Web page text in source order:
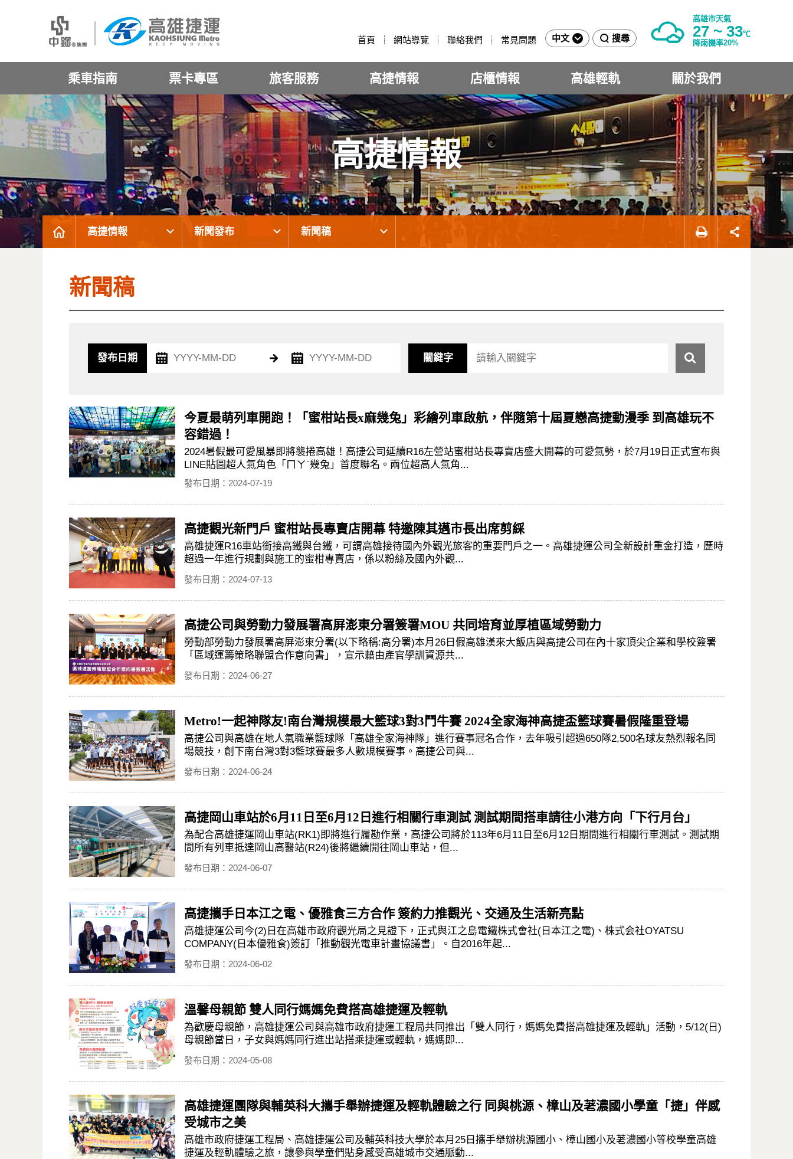
首頁 網站導覽 聯絡我們 常見問題 中文 搜尋
高雄市天氣
27 ~ 33℃
降雨機率20%
乘車指南 票卡專區 旅客服務 高捷情報 店櫃情報 高雄輕軌 關於我們
高捷情報
高捷情報 新聞發布 新聞稿
新聞稿
發布日期 關鍵字
今夏最萌列車開跑！「蜜柑站長x麻幾兔」彩繪列車啟航，伴隨第十屆夏戀高捷動漫季 到高雄玩不
容錯過！
2024暑假最可愛風暴即將襲捲高雄！高捷公司延續R16左營站蜜柑站長專賣店盛大開幕的可愛氣勢，於7月19日正式宣布與
LINE貼圖超人氣角色「ㄇㄚˊ幾兔」首度聯名。兩位超高人氣角...
發布日期：2024-07-19
高捷觀光新門戶 蜜柑站長專賣店開幕 特邀陳其邁市長出席剪綵
高雄捷運R16車站銜接高鐵與台鐵，可謂高雄接待國內外觀光旅客的重要門戶之一。高雄捷運公司全新設計重金打造，歷時
超過一年進行規劃與施工的蜜柑專賣店，係以粉絲及國內外觀...
發布日期：2024-07-13
高捷公司與勞動力發展署高屏澎東分署簽署MOU 共同培育並厚植區域勞動力
勞動部勞動力發展署高屏澎東分署(以下略稱:高分署)本月26日假高雄漢來大飯店與高捷公司在內十家頂尖企業和學校簽署
「區域運籌策略聯盟合作意向書」，宣示藉由產官學訓資源共...
發布日期：2024-06-27
Metro!一起神隊友!南台灣規模最大籃球3對3鬥牛賽 2024全家海神高捷盃籃球賽暑假隆重登場
高捷公司與高雄在地人氣職業籃球隊「高雄全家海神隊」進行賽事冠名合作，去年吸引超過650隊2,500名球友熱烈報名同
場競技，創下南台灣3對3籃球賽最多人數規模賽事。高捷公司與...
發布日期：2024-06-24
高捷岡山車站於6月11日至6月12日進行相關行車測試 測試期間搭車請往小港方向「下行月台」
為配合高雄捷運岡山車站(RK1)即將進行履勘作業，高捷公司將於113年6月11日至6月12日期間進行相關行車測試。測試期
間所有列車抵達岡山高醫站(R24)後將繼續開往岡山車站，但...
發布日期：2024-06-07
高捷攜手日本江之電、優雅食三方合作 簽約力推觀光、交通及生活新亮點
高雄捷運公司今(2)日在高雄市政府觀光局之見證下，正式與江之島電鐵株式會社(日本江之電)、株式会社OYATSU
COMPANY(日本優雅食)簽訂「推動觀光電車計畫協議書」。自2016年起...
發布日期：2024-06-02
溫馨母親節 雙人同行媽媽免費搭高雄捷運及輕軌
為歡慶母親節，高雄捷運公司與高雄市政府捷運工程局共同推出「雙人同行，媽媽免費搭高雄捷運及輕軌」活動，5/12(日)
母親節當日，子女與媽媽同行進出站搭乘捷運或輕軌，媽媽即...
發布日期：2024-05-08
高雄捷運團隊與輔英科大攜手舉辦捷運及輕軌體驗之行 同與桃源、樟山及荖濃國小學童「捷」伴感
受城市之美
高雄市政府捷運工程局、高雄捷運公司及輔英科技大學於本月25日攜手舉辦桃源國小、樟山國小及荖濃國小等校學童高雄
捷運及輕軌體驗之旅，讓參與學童們貼身感受高雄城市交通脈動...